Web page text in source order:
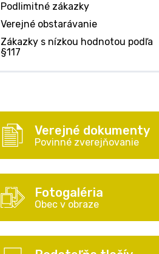
Podlimitné zákazky
Verejné obstarávanie
Zákazky s nízkou hodnotou podľa
§117
Verejné dokumenty
Povinné zverejňovanie
Fotogaléria
Obec v obraze